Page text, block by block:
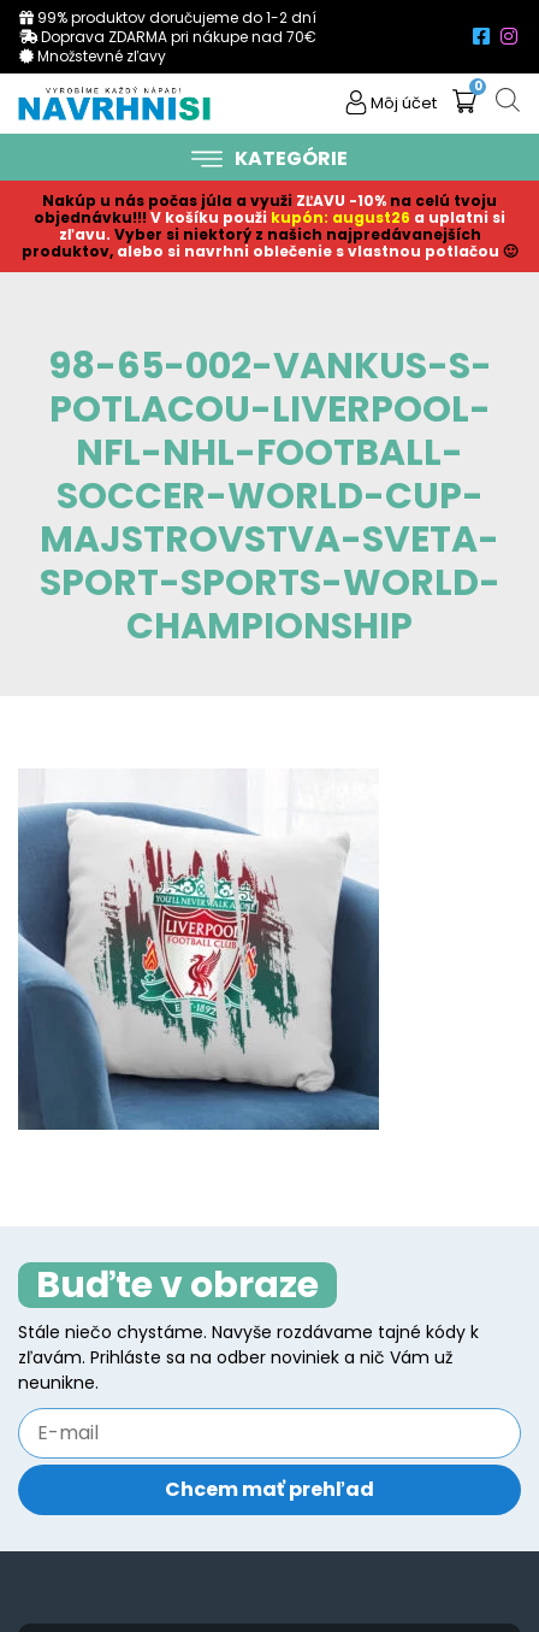
99% produktov doručujeme do 1-2 dní
Doprava ZDARMA pri nákupe nad 70€
Množstevné zľavy
Môj účet
0
KATEGÓRIE
Nakúp u nás počas júla a využi ZĽAVU -10% na celú tvoju
objednávku!!! V košíku použi kupón: august26 a uplatni si
zľavu. Vyber si niektorý z našich najpredávanejších
produktov, alebo si navrhni oblečenie s vlastnou potlačou 🙂
98-65-002-VANKUS-S-
POTLACOU-LIVERPOOL-
NFL-NHL-FOOTBALL-
SOCCER-WORLD-CUP-
MAJSTROVSTVA-SVETA-
SPORT-SPORTS-WORLD-
CHAMPIONSHIP
Buďte v obraze
Stále niečo chystáme. Navyše rozdávame tajné kódy k
zľavám. Prihláste sa na odber noviniek a nič Vám už
neunikne.